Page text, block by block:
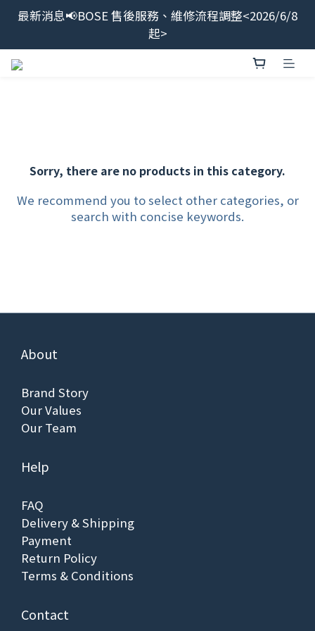
最新消息📢BOSE 售後服務、維修流程調整<2026/6/8
起>
最新消息📢BOSE 售後服務、維修流程調整<2026/6/8
起>
BOSE授權代理商<宏驜有限公司>直營線上商城，加入
最新消息📢BOSE 售後服務、維修流程調整<2026/6/8
起>
Sorry, there are no products in this category.
We recommend you to select other categories, or
search with concise keywords.
About
Brand Story
Our Values
Our Team
Help
FAQ
Delivery & Shipping
Payment
Return Policy
Terms & Conditions
Contact